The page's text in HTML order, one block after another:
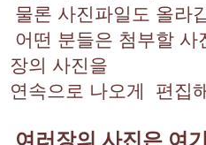
물론 사진파일도 올라
어떤 분들은 첨부할
장의 사진을
연속으로 나오게 편집
여러장의 사진은 여